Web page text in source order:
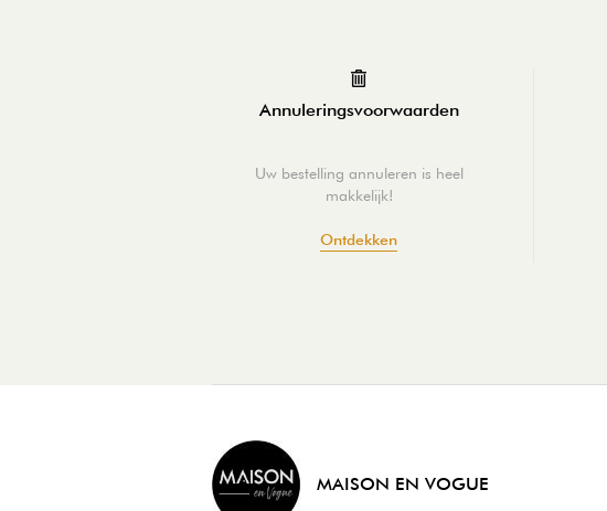
Annuleringsvoorwaarden
Uw bestelling annuleren is heel
makkelijk!
Ontdekken
MAISON EN VOGUE